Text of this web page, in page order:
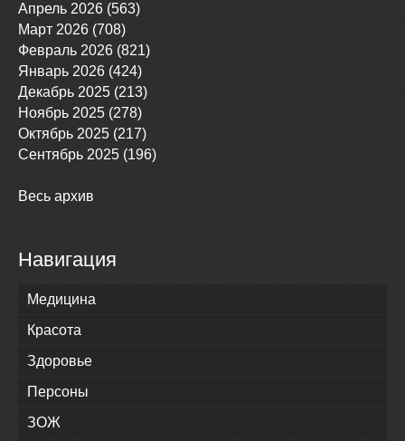
Апрель 2026 (563)
Март 2026 (708)
Февраль 2026 (821)
Январь 2026 (424)
Декабрь 2025 (213)
Ноябрь 2025 (278)
Октябрь 2025 (217)
Сентябрь 2025 (196)
Весь архив
Навигация
Медицина
Красота
Здоровье
Персоны
ЗОЖ